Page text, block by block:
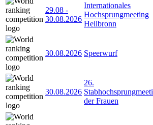
29.08 -
30.08.2026
Internationales
Hochsprungmeeting
Heilbronn
30.08.2026 Speerwurf
30.08.2026
26.
der Frauen